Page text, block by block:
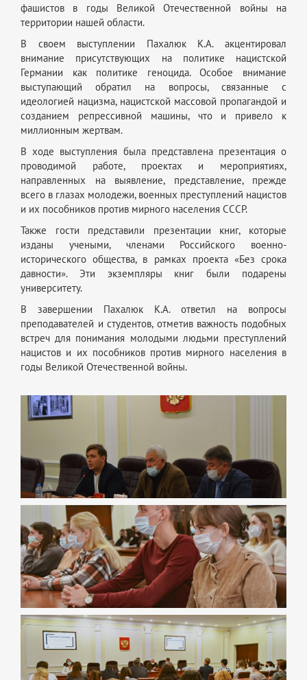
фашистов в годы Великой Отечественной войны на
территории нашей области.
В своем выступлении Пахалюк К.А. акцентировал
внимание присутствующих на политике нацистской
Германии как политике геноцида. Особое внимание
выступающий обратил на вопросы, связанные с
идеологией нацизма, нацистской массовой пропагандой и
созданием репрессивной машины, что и привело к
миллионным жертвам.
В ходе выступления была представлена презентация о
проводимой работе, проектах и мероприятиях,
направленных на выявление, представление, прежде
всего в глазах молодежи, военных преступлений нацистов
и их пособников против мирного населения СССР.
Также гости представили презентации книг, которые
изданы учеными, членами Российского военно-
исторического общества, в рамках проекта «Без срока
давности». Эти экземпляры книг были подарены
университету.
В завершении Пахалюк К.А. ответил на вопросы
преподавателей и студентов, отметив важность подобных
встреч для понимания молодыми людьми преступлений
нацистов и их пособников против мирного населения в
годы Великой Отечественной войны.